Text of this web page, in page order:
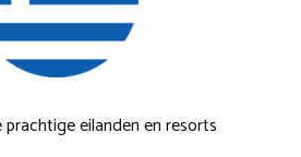
eilanden en resorts